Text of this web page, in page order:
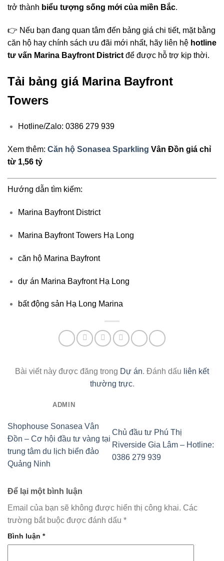
trở thành biểu tượng sống mới của miền Bắc.
👉 Nếu bạn đang quan tâm đến bảng giá chi tiết, mặt bằng
căn hộ hay chính sách ưu đãi mới nhất, hãy liên hệ hotline
tư vấn Marina Bayfront District để được hỗ trợ kịp thời.
Tải bảng giá Marina Bayfront
Towers
Hotline/Zalo: 0386 279 939
Xem thêm: Căn hộ Sonasea Sparkling Vân Đồn giá chỉ
từ 1,56 tỷ
Hướng dẫn tìm kiếm:
Marina Bayfront District
Marina Bayfront Towers Hạ Long
căn hộ Marina Bayfront
dự án Marina Bayfront Hạ Long
bất động sản Hạ Long Marina
Bài viết này được đăng trong Dự án. Đánh dấu liên kết
thường trực.
ADMIN
Shophouse Sonasea Vân
Đồn – Cơ hội đầu tư vàng tại
trung tâm du lịch biển đảo
Quảng Ninh
Chủ đầu tư Phú Thị
Riverside Gia Lâm – Hotline:
0386 279 939
Để lại một bình luận
Email của bạn sẽ không được hiển thị công khai. Các
trường bắt buộc được đánh dấu *
Bình luận *